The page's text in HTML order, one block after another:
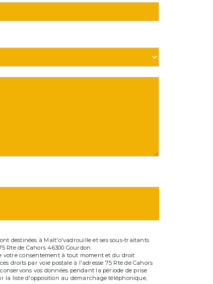
destinées à Malt'o'vadrouille et ses sous-traitants
Rte de Cahors 46300 Gourdon
votre consentement à tout moment et du droit
droits par voie postale à l'adresse 75 Rte de Cahors
vos données pendant la période de prise
la liste d'opposition au démarchage téléphonique,